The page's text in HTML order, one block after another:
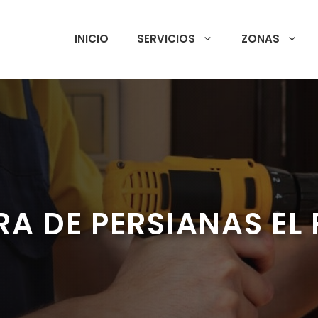
INICIO SERVICIOS ZONAS
DE PERSIANAS EL